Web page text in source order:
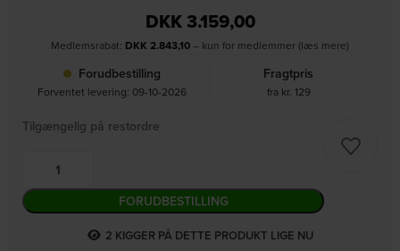
DKK3.159,00
Medlemsrabat: DKK 2.843,10– kun for medlemmer (læs mere)
Forudbestilling
Forventet levering: 09-10-2026
Fragtpris
fra kr. 129
Tilgængelig på restordre
FORUDBESTILLING
1KIGGER PÅ DETTE PRODUKT LIGE NU